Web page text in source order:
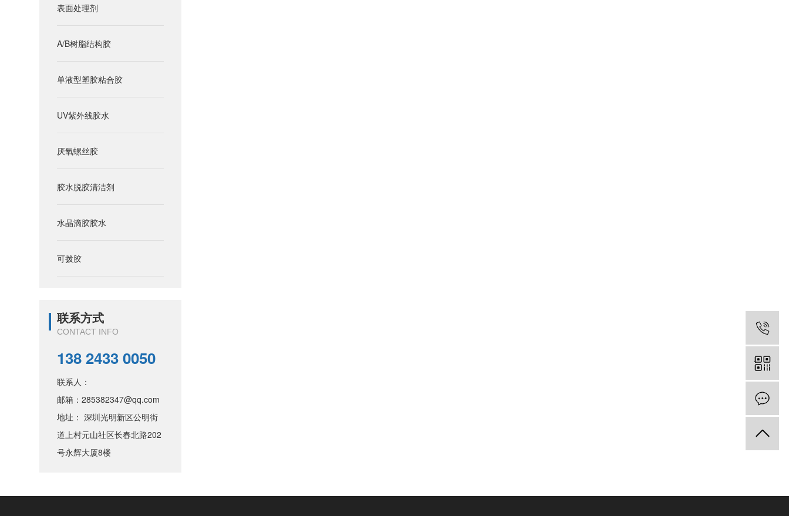
表面处理剂
A/B树脂结构胶
单液型塑胶粘合胶
UV紫外线胶水
厌氧螺丝胶
胶水脱胶清洁剂
水晶滴胶胶水
可拨胶
联系方式
CONTACT INFO
138 2433 0050
联系人：
邮箱：285382347@qq.com
地址： 深圳光明新区公明街
道上村元山社区长春北路202
号永辉大厦8楼